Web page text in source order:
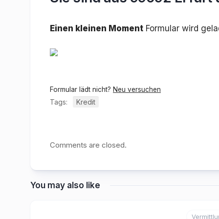
Einen kleinen Moment Formular wird
Formular lädt nicht? Neu versuchen
Tags: Kredit
Comments are closed.
You may also like